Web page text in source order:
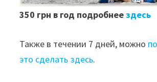
350 грн в год подробнеездесь
Также в течении 7 дней, можно
это сделать здесь.